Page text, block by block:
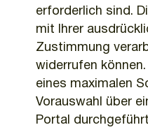
erforderlich sind.
mit Ihrer
Zustimmung
widerrufen
eines maximalen
Vorauswahl über
Portal